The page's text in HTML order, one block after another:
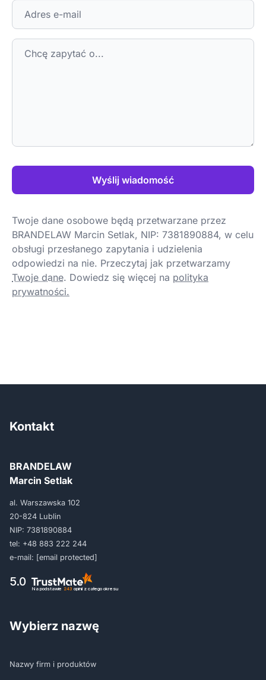
Wyślij wiadomość
Twoje dane osobowe będą przetwarzane przez
BRANDELAW Marcin Setlak, NIP: 7381890884, w celu
obsługi przesłanego zapytania i udzielenia
odpowiedzi na nie. Przeczytaj jak przetwarzamy
Twoje dane. Dowiedz się więcej na polityka
prywatności.
Kontakt
BRANDELAW
Marcin Setlak
al. Warszawska 102
20-824 Lublin
NIP: 7381890884
tel: +48 883 222 244
e-mail: [email protected]
5.0
Na podstawie 243 opinii z całego okresu
Wybierz nazwę
Nazwy firm i produktów